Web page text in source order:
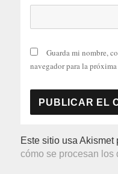
Guarda mi nombre,
navegador para la
Este sitio usa
cómo se procesan los